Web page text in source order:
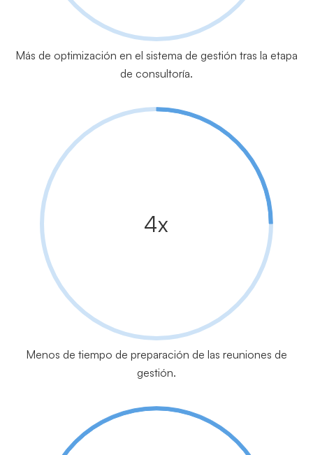
Más de optimización en el sistema de gestión tras la etapa
de consultoría.
4x
Menos de tiempo de preparación de las reuniones de
gestión.